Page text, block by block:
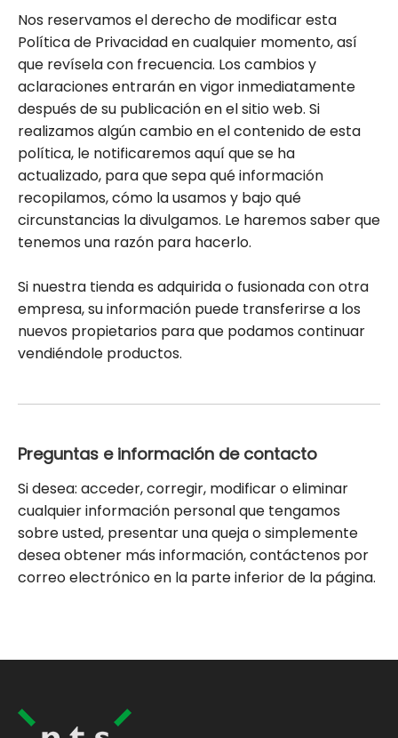
Nos reservamos el derecho de modificar esta
Política de Privacidad en cualquier momento, así
que revísela con frecuencia. Los cambios y
aclaraciones entrarán en vigor inmediatamente
después de su publicación en el sitio web. Si
realizamos algún cambio en el contenido de esta
política, le notificaremos aquí que se ha
actualizado, para que sepa qué información
recopilamos, cómo la usamos y bajo qué
circunstancias la divulgamos. Le haremos saber que
tenemos una razón para hacerlo.
Si nuestra tienda es adquirida o fusionada con otra
empresa, su información puede transferirse a los
nuevos propietarios para que podamos continuar
vendiéndole productos.
Preguntas e información de contacto
Si desea: acceder, corregir, modificar o eliminar
cualquier información personal que tengamos
sobre usted, presentar una queja o simplemente
desea obtener más información, contáctenos por
correo electrónico en la parte inferior de la página.